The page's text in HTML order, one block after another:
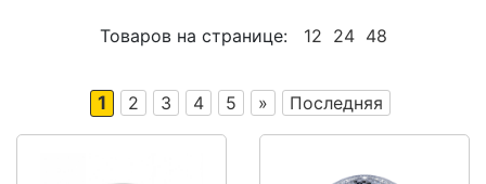
Товаров на странице: 12 24 48
1 2 3 4 5 » Последняя